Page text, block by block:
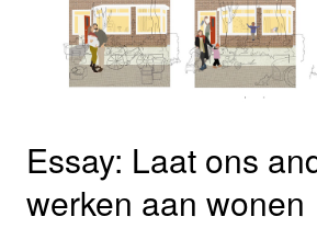
Essay: Laat ons
werken aan wonen